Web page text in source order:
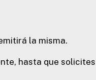
la misma.
hasta que